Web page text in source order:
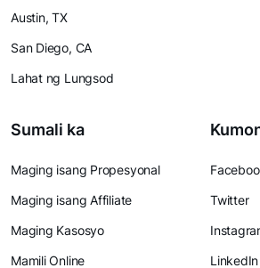
Austin, TX
San Diego, CA
Lahat ng Lungsod
Sumali ka
Maging isang Propesyonal
Maging isang Affiliate
Maging Kasosyo
Mamili Online
Twitter
LinkedIn